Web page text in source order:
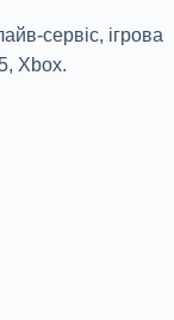
сервіс, ігрова
Xbox.